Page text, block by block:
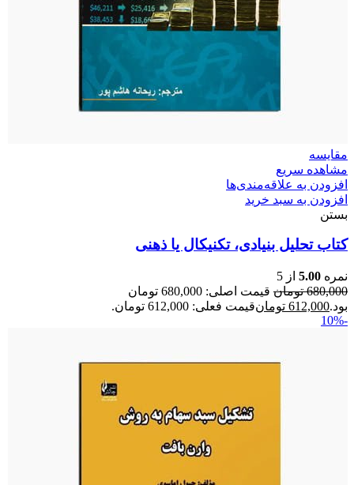
مقایسه
مشاهده سریع
افزودن به علاقه‌مندی‌ها
افزودن به سبد خرید
بستن
کتاب تحلیل بنیادی، تکنیکال یا ذهنی
نمره 5.00 از 5
680,000 تومان
قیمت اصلی: 680,000 تومان
بود.612,000 تومانقیمت فعلی: 612,000 تومان.
-10%